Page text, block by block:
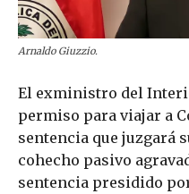
Arnaldo Giuzzio.
El exministro del
permiso para viajar a
sentencia que juzgará
cohecho pasivo
sentencia presidido